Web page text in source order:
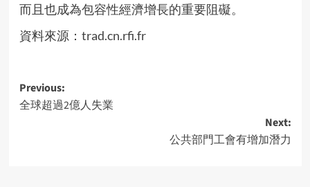
而且也成為包容性經濟增長的重要阻礙。
資料來源： trad.cn.rfi.fr
Post
navigation
Previous:
全球超過2億人失業
Next:
公共部門工會有增加潛力